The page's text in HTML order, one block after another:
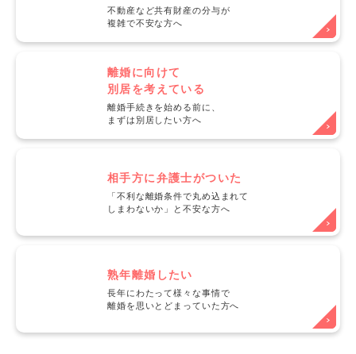
不動産など共有財産の分与が
複雑で不安な方へ
離婚に向けて
別居を考えている
離婚手続きを始める前に、
まずは別居したい方へ
相手方に弁護士がついた
「不利な離婚条件で丸め込まれて
しまわないか」と不安な方へ
熟年離婚したい
長年にわたって様々な事情で
離婚を思いとどまっていた方へ